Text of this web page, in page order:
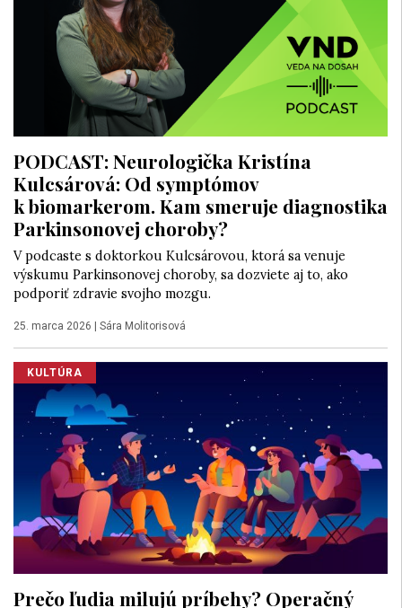
PODCAST: Neurologička Kristína
Kulcsárová: Od symptómov
k biomarkerom. Kam smeruje diagnostika
Parkinsonovej choroby?
V podcaste s doktorkou Kulcsárovou, ktorá sa venuje
výskumu Parkinsonovej choroby, sa dozviete aj to, ako
podporiť zdravie svojho mozgu.
25. marca 2026 | Sára Molitorisová
KULTÚRA
Prečo ľudia milujú príbehy? Operačný